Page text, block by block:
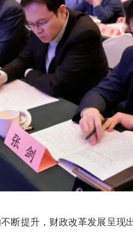
提升，财政改革发展呈现